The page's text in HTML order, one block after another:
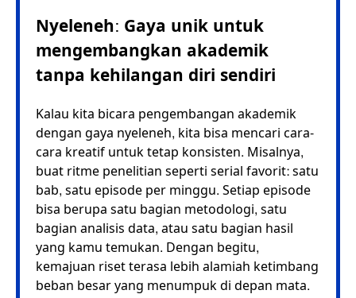
Nyeleneh: Gaya unik untuk
mengembangkan akademik
tanpa kehilangan diri sendiri
Kalau kita bicara pengembangan akademik
dengan gaya nyeleneh, kita bisa mencari cara-
cara kreatif untuk tetap konsisten. Misalnya,
buat ritme penelitian seperti serial favorit: satu
bab, satu episode per minggu. Setiap episode
bisa berupa satu bagian metodologi, satu
bagian analisis data, atau satu bagian hasil
yang kamu temukan. Dengan begitu,
kemajuan riset terasa lebih alamiah ketimbang
beban besar yang menumpuk di depan mata.